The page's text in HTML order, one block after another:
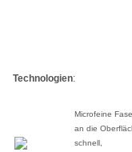
Technologien:
Microfeine
an die
schnell,